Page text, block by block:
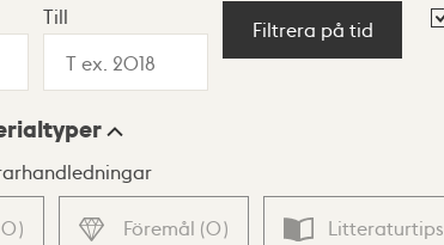
Karta
Till
Filtrera på tid
0) Föremål (0) Litteraturtips